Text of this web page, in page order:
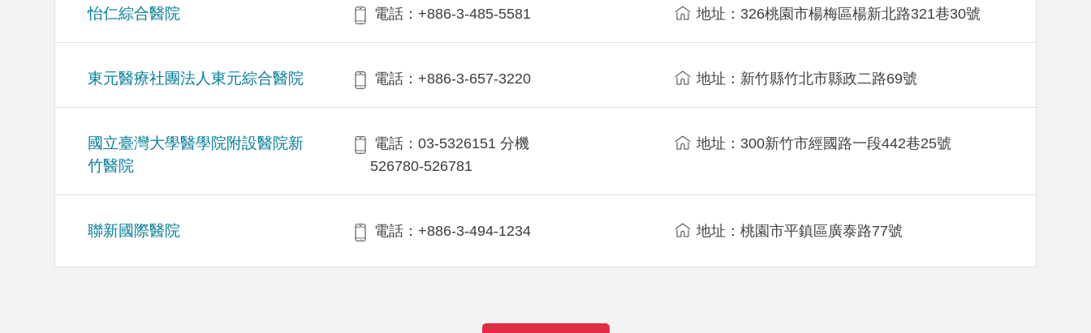
怡仁綜合醫院 電話：+886-3-485-5581 地址：326桃園市楊梅區楊新北路321巷30號
東元醫療社團法人東元綜合醫院 電話：+886-3-657-3220 地址：新竹縣竹北市縣政二路69號
國立臺灣大學醫學院附設醫院新
竹醫院
電話：03-5326151 分機
526780-526781
地址：300新竹市經國路一段442巷25號
聯新國際醫院 電話：+886-3-494-1234 地址：桃園市平鎮區廣泰路77號